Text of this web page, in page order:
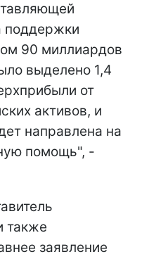
поддержки
90 миллиардов
выделено 1,4
от
активов, и
направлена на
помощь", -
также
заявление